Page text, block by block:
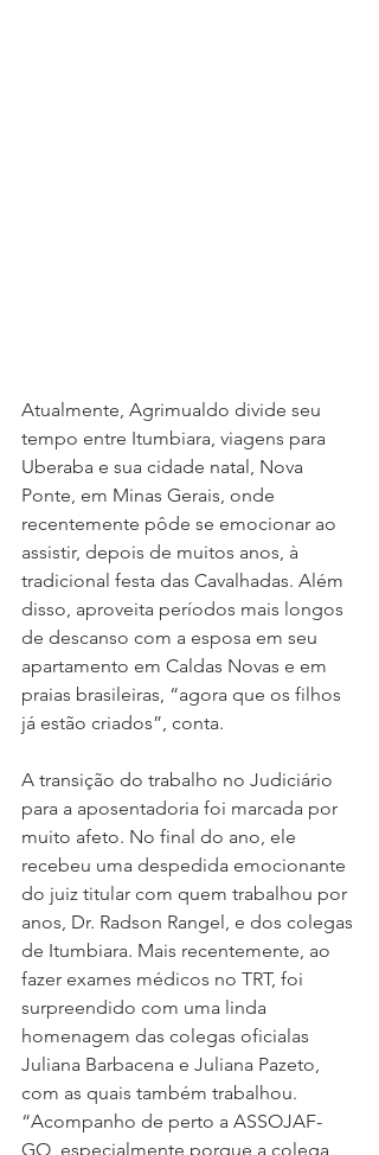
Atualmente, Agrimualdo divide seu
tempo entre Itumbiara, viagens para
Uberaba e sua cidade natal, Nova
Ponte, em Minas Gerais, onde
recentemente pôde se emocionar ao
assistir, depois de muitos anos, à
tradicional festa das Cavalhadas. Além
disso, aproveita períodos mais longos
de descanso com a esposa em seu
apartamento em Caldas Novas e em
praias brasileiras, “agora que os filhos
já estão criados”, conta.
A transição do trabalho no Judiciário
para a aposentadoria foi marcada por
muito afeto. No final do ano, ele
recebeu uma despedida emocionante
do juiz titular com quem trabalhou por
anos, Dr. Radson Rangel, e dos colegas
de Itumbiara. Mais recentemente, ao
fazer exames médicos no TRT, foi
surpreendido com uma linda
homenagem das colegas oficialas
Juliana Barbacena e Juliana Pazeto,
com as quais também trabalhou.
“Acompanho de perto a ASSOJAF-
GO, especialmente porque a colega